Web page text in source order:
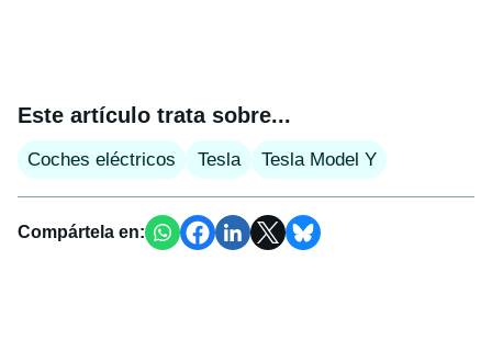
Este artículo trata sobre...
Coches eléctricos Tesla Tesla Model Y
Compártela en: